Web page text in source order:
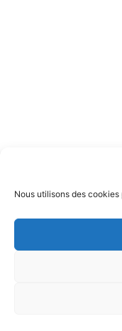
Nous utilisons des